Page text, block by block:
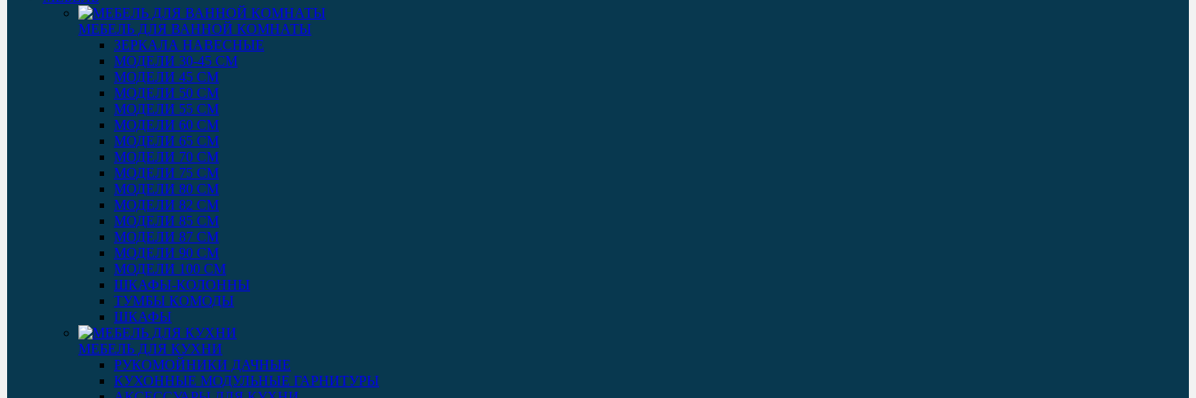
МЕБЕЛЬ ДЛЯ ВАННОЙ КОМНАТЫ
ЗЕРКАЛА НАВЕСНЫЕ
МОДЕЛИ 30-45 СМ
МОДЕЛИ 45 СМ
МОДЕЛИ 50 СМ
МОДЕЛИ 55 СМ
МОДЕЛИ 60 СМ
МОДЕЛИ 65 СМ
МОДЕЛИ 70 СМ
МОДЕЛИ 75 СМ
МОДЕЛИ 80 СМ
МОДЕЛИ 82 СМ
МОДЕЛИ 85 СМ
МОДЕЛИ 87 СМ
МОДЕЛИ 90 СМ
МОДЕЛИ 100 СМ
ШКАФЫ-КОЛОННЫ
ТУМБЫ КОМОДЫ
ШКАФЫ
МЕБЕЛЬ ДЛЯ КУХНИ
РУКОМОЙНИКИ ДАЧНЫЕ
КУХОННЫЕ МОДУЛЬНЫЕ ГАРНИТУРЫ